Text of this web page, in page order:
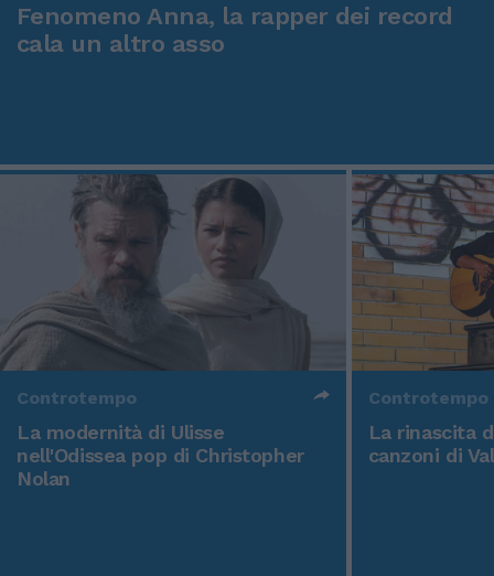
Fenomeno Anna, la rapper dei record
cala un altro asso
Controtempo
La modernità di Ulisse
nell'Odissea pop di Christopher
Nolan
Controtempo
La rinascita
canzoni di